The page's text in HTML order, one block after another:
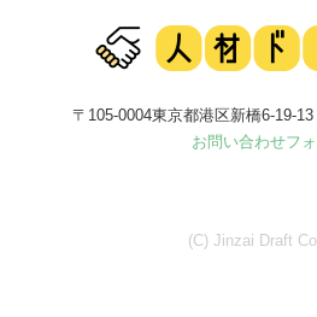
〒105-0004東京都港区新橋6-19-
お問い合わせフ
(C) Jinzai Draft